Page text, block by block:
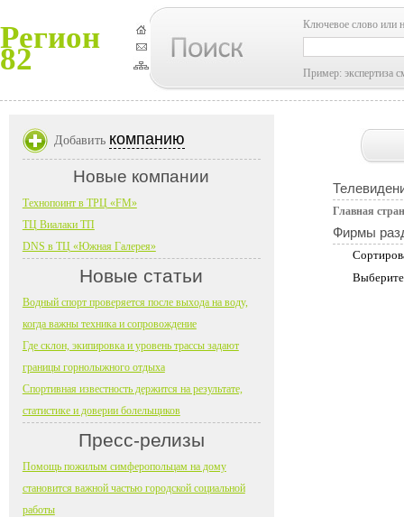
Регион
82
Ключевое слово или
Пример: экспертиза
Главная
Фирмы
Добавить компанию
Новые компании
Технопоинт в ТРЦ «FM»
ТЦ Виалаки ТП
DNS в ТЦ «Южная Галерея»
Новые статьи
Водный спорт проверяется после выхода на воду,
когда важны техника и сопровождение
Где склон, экипировка и уровень трассы задают
границы горнолыжного отдыха
Спортивная известность держится на результате,
статистике и доверии болельщиков
Пресс-релизы
Помощь пожилым симферопольцам на дому
становится важной частью городской социальной
работы